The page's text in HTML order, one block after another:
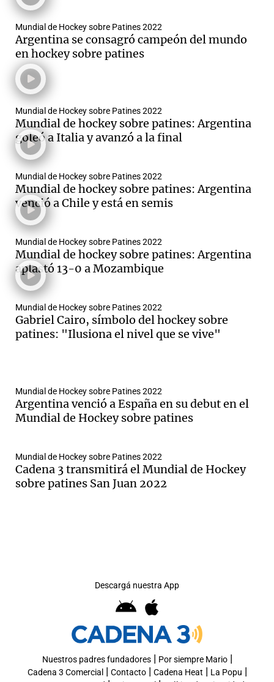
Mundial de Hockey sobre Patines 2022
Argentina se consagró campeón del mundo
en hockey sobre patines
Mundial de Hockey sobre Patines 2022
Mundial de hockey sobre patines: Argentina
goleó a Italia y avanzó a la final
Mundial de Hockey sobre Patines 2022
Mundial de hockey sobre patines: Argentina
venció a Chile y está en semis
Mundial de Hockey sobre Patines 2022
Mundial de hockey sobre patines: Argentina
aplastó 13-0 a Mozambique
Mundial de Hockey sobre Patines 2022
Gabriel Cairo, símbolo del hockey sobre
patines: "Ilusiona el nivel que se vive"
Mundial de Hockey sobre Patines 2022
Argentina venció a España en su debut en el
Mundial de Hockey sobre patines
Mundial de Hockey sobre Patines 2022
Cadena 3 transmitirá el Mundial de Hockey
sobre patines San Juan 2022
Descargá nuestra App
Nuestros padres fundadores| Por siempre Mario|
Cadena 3 Comercial | Contacto| Cadena Heat | La Popu |
Notas
Notas